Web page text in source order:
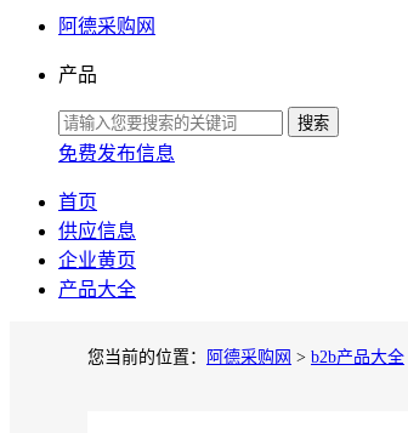
阿德采购网
产品
免费发布信息
首页
供应信息
企业黄页
产品大全
您当前的位置： 阿德采购网 > b2b产品大全